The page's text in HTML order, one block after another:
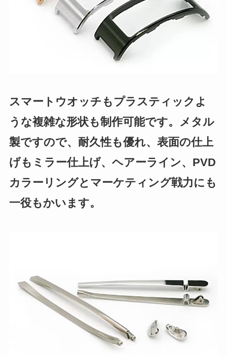
スマートウオッチもプラスティックよ
うな複雑な形状も制作可能です。メタル
製ですので、耐久性も優れ、表面の仕上
げもミラー仕上げ、ヘアーライン、PVD
カラーリングとマーケティング戦力にも
一役もかいます。